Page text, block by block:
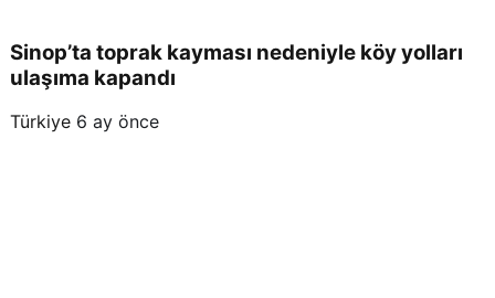
Sinop’ta toprak kayması nedeniyle köy yolları
ulaşıma kapandı
Türkiye 6 ay önce